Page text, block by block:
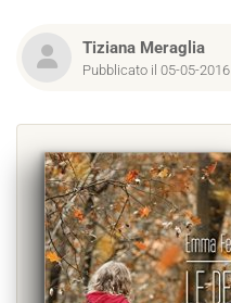
Tiziana Meraglia
Pubblicato il 05-05-2016